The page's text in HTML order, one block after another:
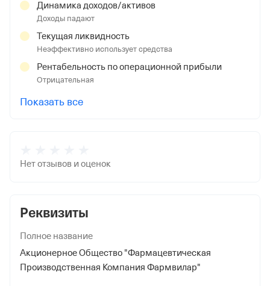
Реквизиты
Полное название
Акционерное Общество "Фармацевтическая
Производственная Компания Фармвилар"
Динамика доходов/активов
Доходы падают
Текущая ликвидность
Неэффективно использует средства
Рентабельность по операционной прибыли
Отрицательная
Показать все
Нет отзывов и оценок